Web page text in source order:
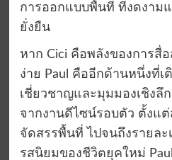
การออกแบบพื้นที่ ที่งดงาม
ยั่งยืน
หาก Cici คือพลังของการสื่
ง่าย Paul คืออีกด้านหนึ่งที่เ
เชี่ยวชาญและมุมมองเชิงลึ
จากงานดีไซน์รอบตัว ตั้งแ
จัดสรรพื้นที่ ไปจนถึงรายละ
รสนิยมของชีวิตยุคใหม่